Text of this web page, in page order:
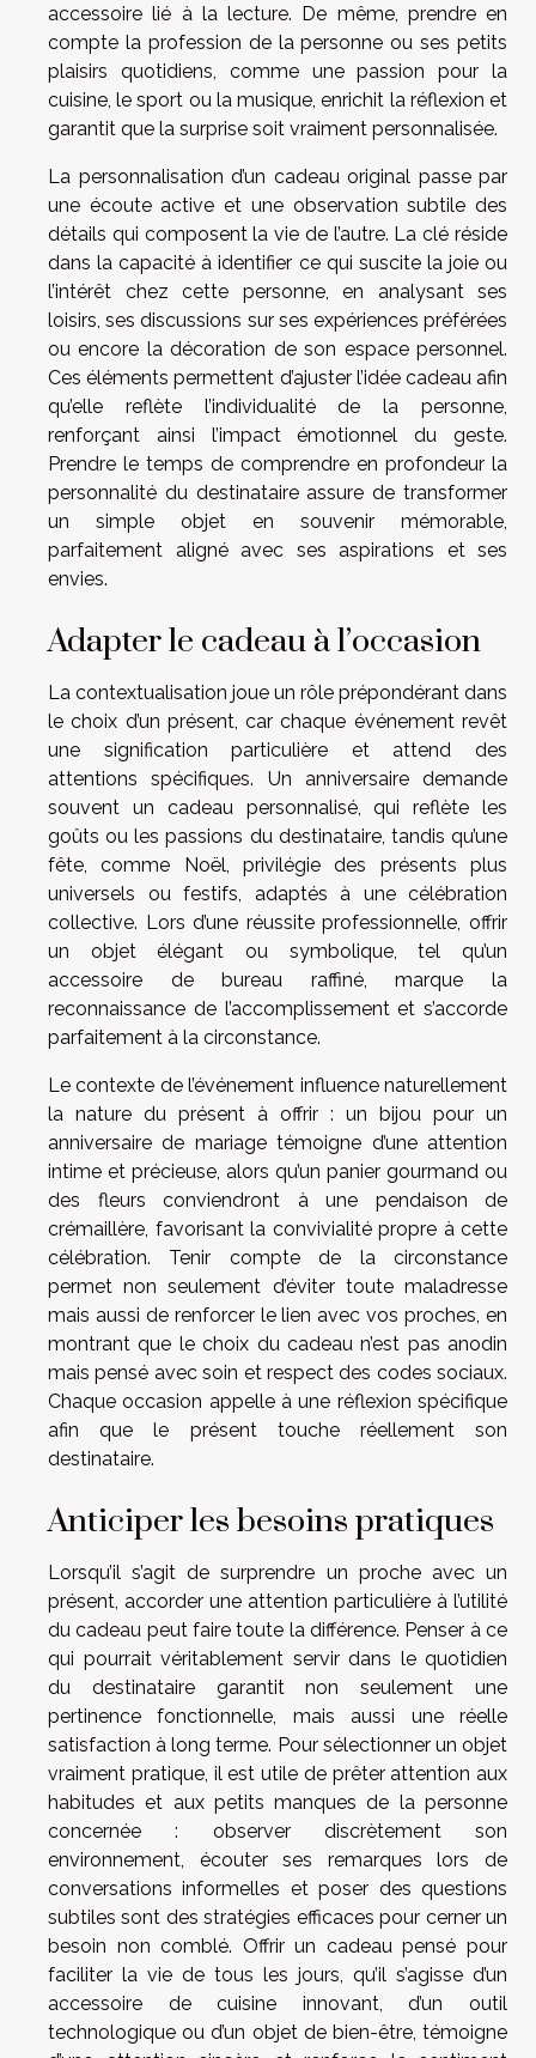
accessoire lié à la lecture. De même, prendre en
compte la profession de la personne ou ses petits
plaisirs quotidiens, comme une passion pour la
cuisine, le sport ou la musique, enrichit la réflexion et
garantit que la surprise soit vraiment personnalisée.
La personnalisation d’un cadeau original passe par
une écoute active et une observation subtile des
détails qui composent la vie de l’autre. La clé réside
dans la capacité à identifier ce qui suscite la joie ou
l’intérêt chez cette personne, en analysant ses
loisirs, ses discussions sur ses expériences préférées
ou encore la décoration de son espace personnel.
Ces éléments permettent d’ajuster l’idée cadeau afin
qu’elle reflète l’individualité de la personne,
renforçant ainsi l’impact émotionnel du geste.
Prendre le temps de comprendre en profondeur la
personnalité du destinataire assure de transformer
un simple objet en souvenir mémorable,
parfaitement aligné avec ses aspirations et ses
envies.
Adapter le cadeau à l’occasion
La contextualisation joue un rôle prépondérant dans
le choix d’un présent, car chaque événement revêt
une signification particulière et attend des
attentions spécifiques. Un anniversaire demande
souvent un cadeau personnalisé, qui reflète les
goûts ou les passions du destinataire, tandis qu’une
fête, comme Noël, privilégie des présents plus
universels ou festifs, adaptés à une célébration
collective. Lors d’une réussite professionnelle, offrir
un objet élégant ou symbolique, tel qu’un
accessoire de bureau raffiné, marque la
reconnaissance de l’accomplissement et s’accorde
parfaitement à la circonstance.
Le contexte de l’événement influence naturellement
la nature du présent à offrir : un bijou pour un
anniversaire de mariage témoigne d’une attention
intime et précieuse, alors qu’un panier gourmand ou
des fleurs conviendront à une pendaison de
crémaillère, favorisant la convivialité propre à cette
célébration. Tenir compte de la circonstance
permet non seulement d’éviter toute maladresse
mais aussi de renforcer le lien avec vos proches, en
montrant que le choix du cadeau n’est pas anodin
mais pensé avec soin et respect des codes sociaux.
Chaque occasion appelle à une réflexion spécifique
afin que le présent touche réellement son
destinataire.
Anticiper les besoins pratiques
Lorsqu’il s’agit de surprendre un proche avec un
présent, accorder une attention particulière à l’utilité
du cadeau peut faire toute la différence. Penser à ce
qui pourrait véritablement servir dans le quotidien
du destinataire garantit non seulement une
pertinence fonctionnelle, mais aussi une réelle
satisfaction à long terme. Pour sélectionner un objet
vraiment pratique, il est utile de prêter attention aux
habitudes et aux petits manques de la personne
concernée : observer discrètement son
environnement, écouter ses remarques lors de
conversations informelles et poser des questions
subtiles sont des stratégies efficaces pour cerner un
besoin non comblé. Offrir un cadeau pensé pour
faciliter la vie de tous les jours, qu’il s’agisse d’un
accessoire de cuisine innovant, d’un outil
technologique ou d’un objet de bien-être, témoigne